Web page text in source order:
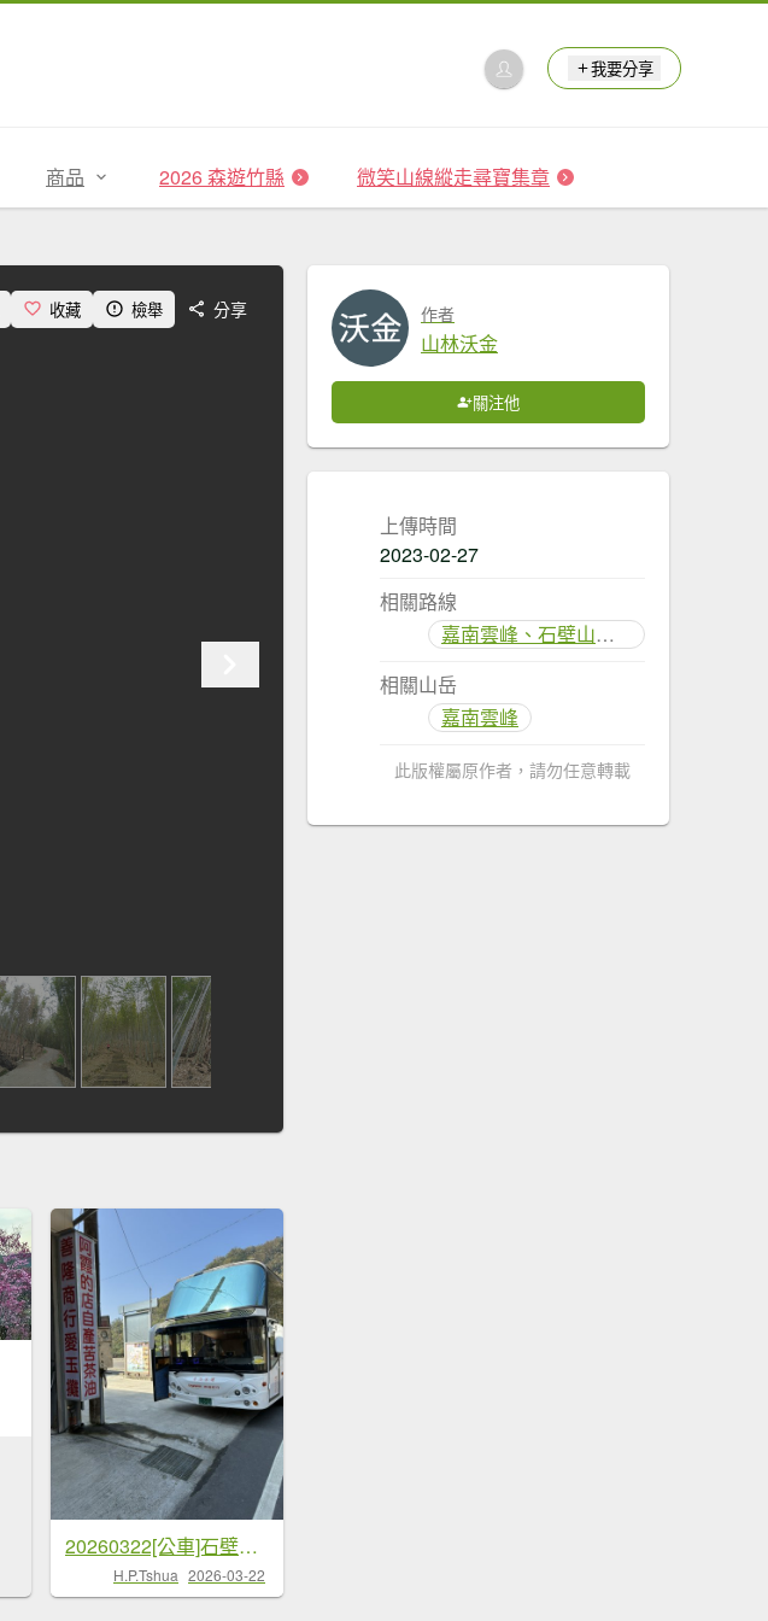
我要分享
商品 2026 森遊竹縣 微笑山線縱走尋寶集章
收藏 檢舉 分享
20260322[公車]石壁山&嘉南雲峰
H.P.Tshua 2026-03-22
作者
山林沃金
關注他
上傳時間
2023-02-27
相關路線
嘉南雲峰、石壁山登山步道
相關山岳
嘉南雲峰
此版權屬原作者，請勿任意轉載